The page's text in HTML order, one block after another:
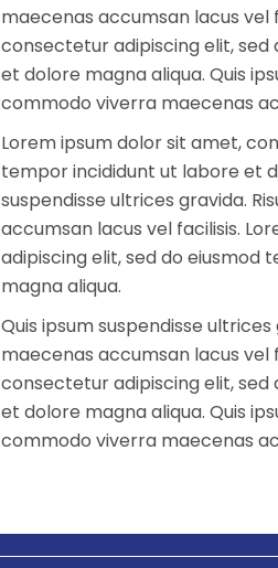
maecenas accumsan lacus vel
consectetur adipiscing elit,
et dolore magna aliqua. Quis
commodo viverra maecenas
Lorem ipsum dolor sit amet,
tempor incididunt ut labore et
suspendisse ultrices gravida.
accumsan lacus vel facilisis.
adipiscing elit, sed do eiusmod
magna aliqua.
Quis ipsum suspendisse
maecenas accumsan lacus vel
consectetur adipiscing elit,
et dolore magna aliqua. Quis
commodo viverra maecenas